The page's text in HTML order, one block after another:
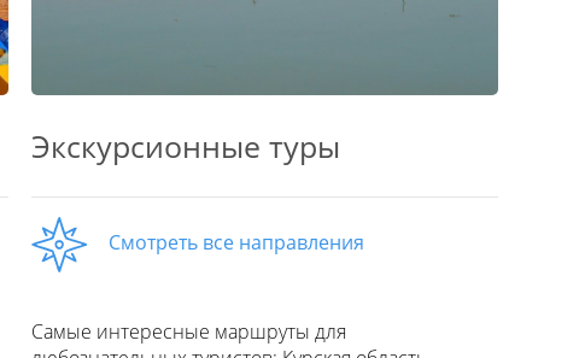
Экскурсионные туры
Смотреть все направления
Самые интересные маршруты для